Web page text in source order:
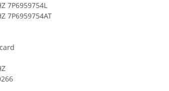
7P6959754L
7P6959754AT